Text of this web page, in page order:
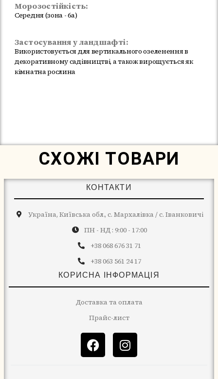
Морозостійкість:
Середня (зона - 6а)
Застосування у ландшафті:
Використовується для вертикального озеленення в
декоративному садівництві, а також вирощується як
кімнатна рослина
СХОЖІ ТОВАРИ
КОНТАКТИ
Україна, Київська обл., с. Мархалівка / с. Іванковичі
ПН - НД : 9:00 - 17:00
+38 068 676 31 71
+38 063 561 24 17
КОРИСНА ІНФОРМАЦІЯ
Доставка та оплата
Прайс-лист